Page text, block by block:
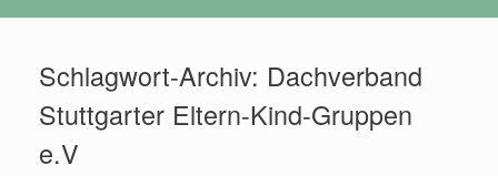
Schlagwort-Archiv: Dachverband
Stuttgarter Eltern-Kind-Gruppen
e.V